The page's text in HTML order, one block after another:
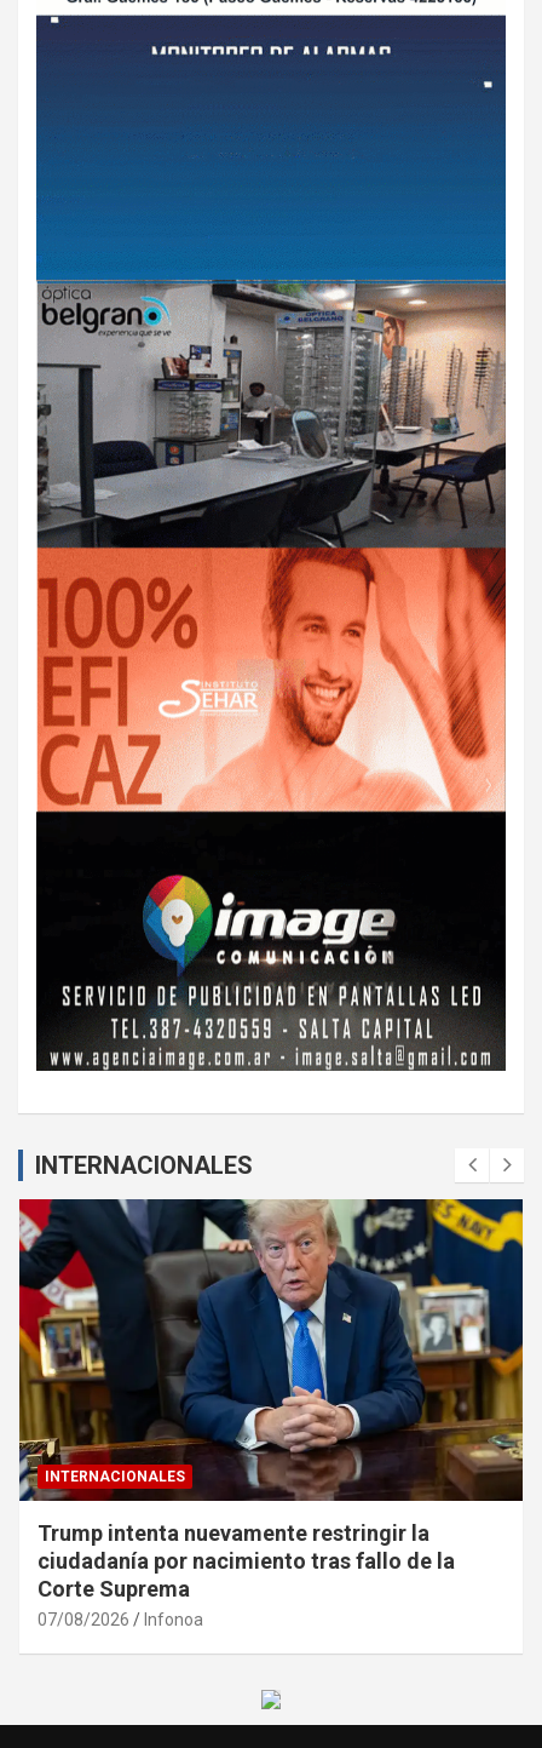
INTERNACIONALES
INTERNACIONALES
Trump intenta nuevamente restringir la
ciudadanía por nacimiento tras fallo de la
Corte Suprema
07/08/2026 Infonoa